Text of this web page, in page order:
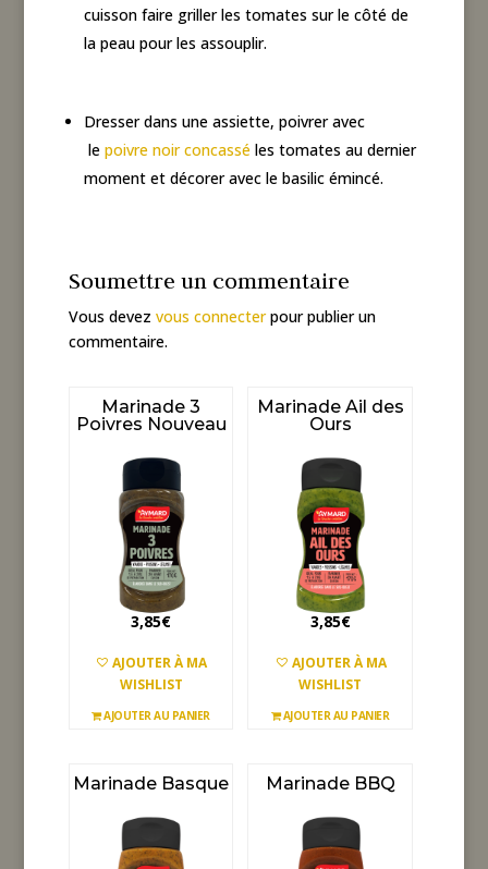
cuisson faire griller les tomates sur le côté de
la peau pour les assouplir.
Dresser dans une assiette, poivrer avec
le poivre noir concassé les tomates au dernier
moment et décorer avec le basilic émincé.
Soumettre un commentaire
Vous devez vous connecterpour publier un
commentaire.
AJOUTER À MA
WISHLIST
Marinade 3
Poivres Nouveau
3,85€
AJOUTER AU PANIER
AJOUTER À MA
WISHLIST
Marinade Ail des
Ours
3,85€
AJOUTER AU PANIER
Marinade Basque Marinade BBQ